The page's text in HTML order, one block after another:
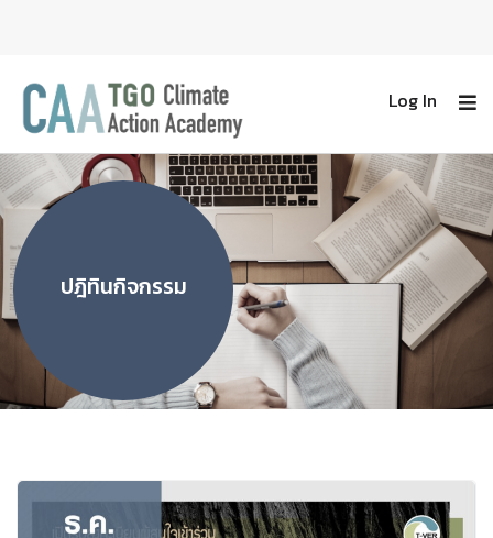
Log In
ปฎิทินกิจกรรม